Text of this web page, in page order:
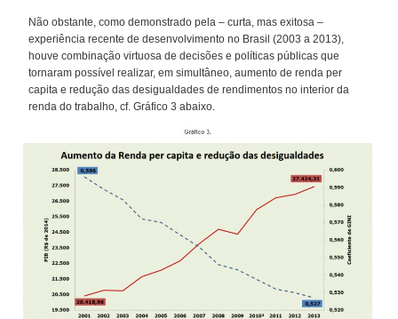
Não obstante, como demonstrado pela – curta, mas exitosa –
experiência recente de desenvolvimento no Brasil (2003 a 2013),
houve combinação virtuosa de decisões e políticas públicas que
tornaram possível realizar, em simultâneo, aumento de renda per
capita e redução das desigualdades de rendimentos no interior da
renda do trabalho, cf. Gráfico 3 abaixo.